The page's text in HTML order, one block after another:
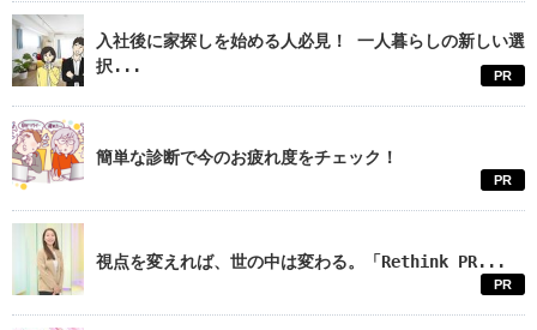
入社後に家探しを始める人必見！ 一人暮らしの新しい選
択...
PR
簡単な診断で今のお疲れ度をチェック！
PR
視点を変えれば、世の中は変わる。「Rethink PR...
PR